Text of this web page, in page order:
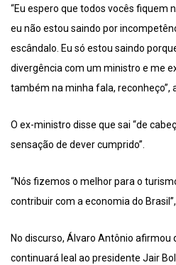
“Eu espero que todos vocês fiquem
eu não estou saindo por
escândalo. Eu só estou saindo
divergência com um ministro e me
também na minha fala, reconheço”,
O ex-ministro disse que sai “de
sensação de dever cumprido”.
“Nós fizemos o melhor para o
contribuir com a economia do
No discurso, Álvaro Antônio
continuará leal ao presidente Jair